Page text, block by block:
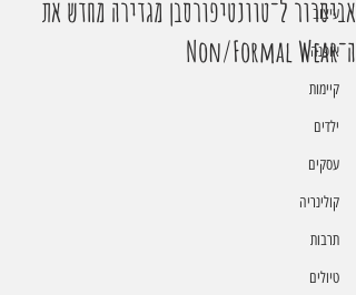
עיצוב
אופנה
קיימות
ילדים
עסקים
קולינריה
תרבות
טיולים
אביסרור ל־טוונטיפורסבן מגדירה מחדש את
ה־Non/Formal Wear